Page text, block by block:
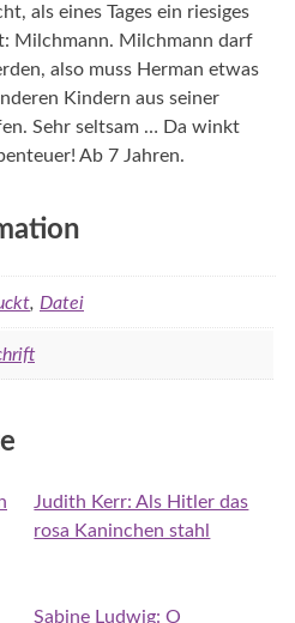
als eines Tages ein riesiges
Milchmann. Milchmann darf
also muss Herman etwas
Kindern aus seiner
Sehr seltsam … Da winkt
Ab 7 Jahren.
, Datei
Judith Kerr: Als Hitler das
rosa Kaninchen stahl
Sabine Ludwig: O